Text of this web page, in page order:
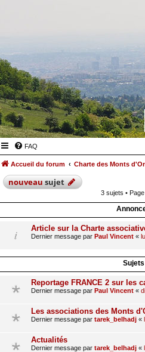
FAQ
Accueil du forum Charte des Monts d'Or
nouveausujet
3 sujets • Page
Article sur la Charte
Dernier message par Paul Vincent «
Sujets
Reportage FRANCE 2 sur les
Dernier message par Paul Vincent «
Les associations des Monts
Dernier message par tarek_belhadj «
Actualités
Dernier message par tarek_belhadj «